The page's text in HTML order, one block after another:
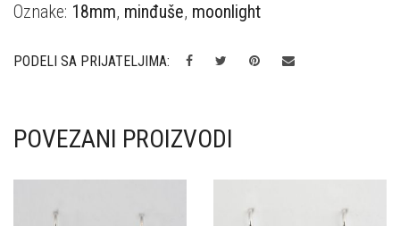
Oznake: 18mm, minđuše, moonlight
PODELI SA PRIJATELJIMA:
POVEZANI PROIZVODI